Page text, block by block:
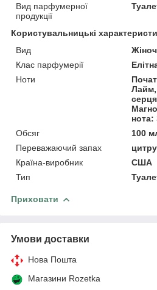
Вид парфумерної
продукції
Користувальницькі
Вид
Клас парфумерії
Ноти
Лайм,
нота:
Обсяг
100
Переважаючий запах
Країна-виробник
США
Тип
Приховати
Умови доставки
Нова Пошта
Магазини Rozetka